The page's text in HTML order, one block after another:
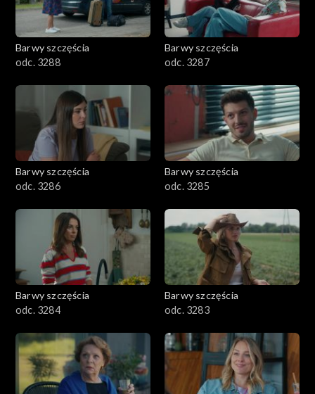
1001–1100
901–1000
801–900
782–800
Barwy szczęścia
odc. 3288
Barwy szczęścia
odc. 3287
Barwy szczęścia
odc. 3286
Barwy szczęścia
odc. 3285
Barwy szczęścia
odc. 3284
Barwy szczęścia
odc. 3283